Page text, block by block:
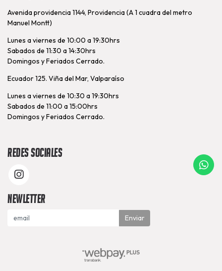
Avenida providencia 1144, Providencia (A 1 cuadra del metro
Manuel Montt)
Lunes a viernes de 10:00 a 19:30hrs
Sabados de 11:30 a 14:30hrs
Domingos y Feriados Cerrado.
Ecuador 125. Viña del Mar, Valparaíso
Lunes a viernes de 10:30 a 19:30hrs
Sabados de 11:00 a 15:00hrs
Domingos y Feriados Cerrado.
Redes Sociales
Newletter
Enviar